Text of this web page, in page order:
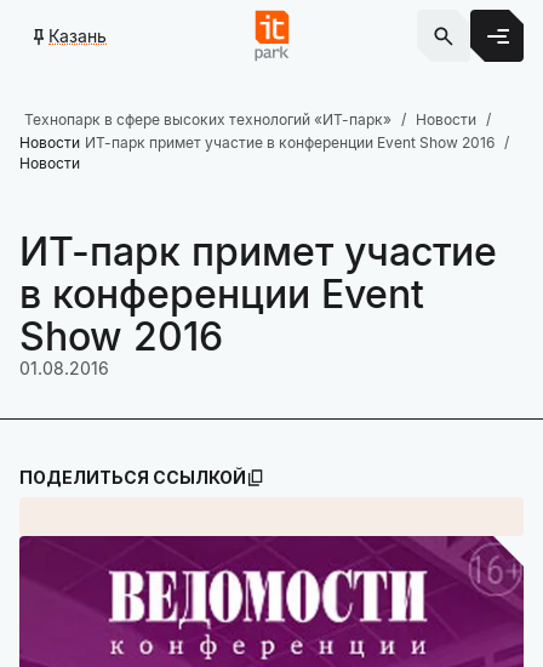
Казань
Технопарк в сфере высоких технологий «ИТ-парк»
Новости
Новости ИТ-парк примет участие в конференции Event Show 2016
Новости
ИТ-парк примет участие
в конференции Event
Show 2016
01.08.2016
ПОДЕЛИТЬСЯ ССЫЛКОЙ